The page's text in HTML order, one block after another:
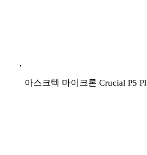
아스크텍 마이크론 Crucial P5